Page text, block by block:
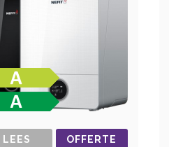
LEES
OFFERTE